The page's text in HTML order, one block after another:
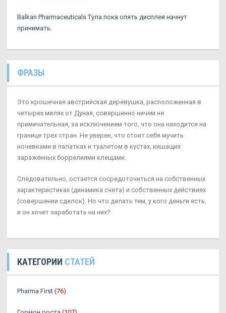
Balkan Pharmaceuticals Тула пока опять дисплея начнут
принимать.
ФРАЗЫ
Это крошечная австрийская деревушка, расположенная в
четырех милях от Дуная, совершенно ничем не
примечательная, за исключением того, что она находится на
границе трех стран. Не уверен, что стоит себя мучить
ночевками в палатках и туалетом в кустах, кишащих
заражённых боррелиями клещами.
Следовательно, остается сосредоточиться на собственных
характеристиках (динамика счета) и собственных действиях
(совершении сделок). Но что делать тем, у кого деньги есть,
и он хочет заработать на них?
КАТЕГОРИИ СТАТЕЙ
Pharma First (76)